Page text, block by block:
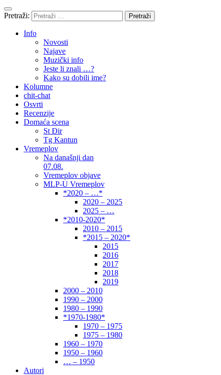
1960 – 1970
1950 – 1960
Autori
Pretraži:
Info
Novosti
Najave
Muzički info
Jeste li znali …?
Kako su dobili ime?
Kolumne
chit-chat
Osvrti
Recenzije
Domaća scena
St Đir
Tg Kantun
Vremeplov
Na današnji dan
07.08.
Vremeplov objave
MLP-U Vremeplov
*2020 – …*
2020 – 2025
2025 – …
*2010-2020*
2010 – 2015
*2015 – 2020*
2015
2016
2017
2018
2019
2000 – 2010
1990 – 2000
1980 – 1990
*1970-1980*
1970 – 1975
1975 – 1980
1960 – 1970
1950 – 1960
… – 1950
Autori